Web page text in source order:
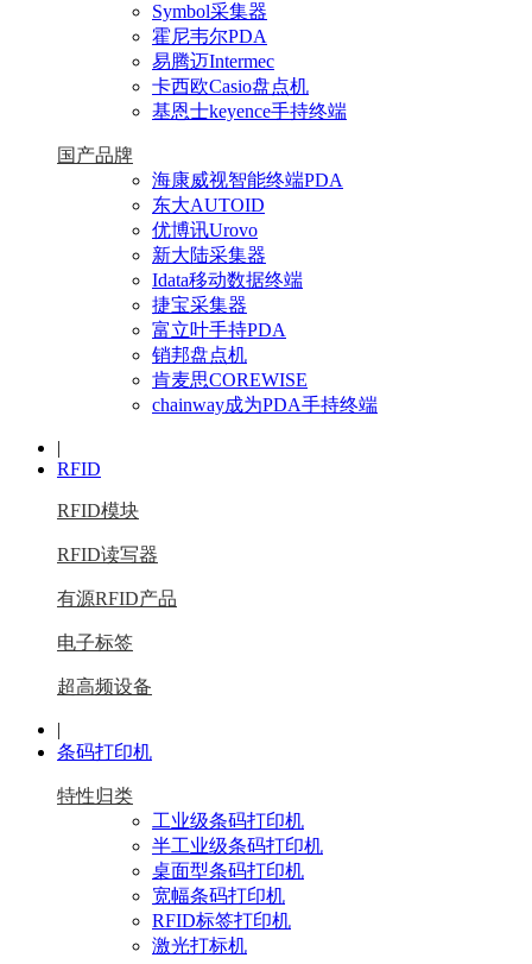
Symbol采集器
霍尼韦尔PDA
易腾迈Intermec
卡西欧Casio盘点机
基恩士keyence手持终端
国产品牌
海康威视智能终端PDA
东大AUTOID
优博讯Urovo
新大陆采集器
Idata移动数据终端
捷宝采集器
富立叶手持PDA
销邦盘点机
肯麦思COREWISE
chainway成为PDA手持终端
|
RFID
RFID模块
RFID读写器
有源RFID产品
电子标签
超高频设备
|
条码打印机
特性归类
工业级条码打印机
半工业级条码打印机
桌面型条码打印机
宽幅条码打印机
RFID标签打印机
激光打标机